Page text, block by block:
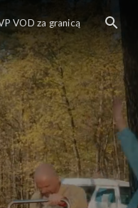
VOD za granicą